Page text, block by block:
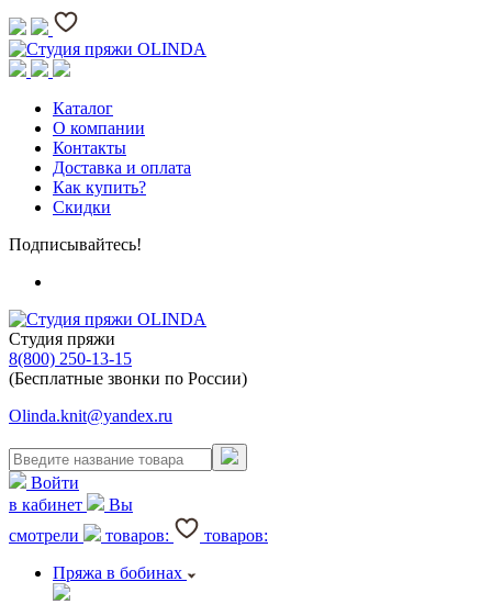
Каталог
О компании
Контакты
Доставка и оплата
Как купить?
Скидки
Подписывайтесь!
Студия пряжи
8(800) 250-13-15
(Бесплатные звонки по России)
Olinda.knit@yandex.ru
Войти
в кабинет
Вы
смотрели
товаров:
товаров:
Пряжа в бобинах